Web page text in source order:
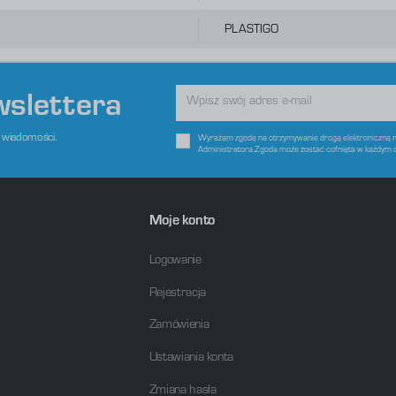
PLASTIGO
Wyrażam zgodę na otrzymywanie drogą elektroniczną
Administratora.Zgoda może zostać cofnięta w każdym
Moje konto
Logowanie
Rejestracja
Zamówienia
Ustawiania konta
Zmiana hasła
w charakterze pośredników prezentujących nasze treści w postaci wiadomości, ofert, komunikatów